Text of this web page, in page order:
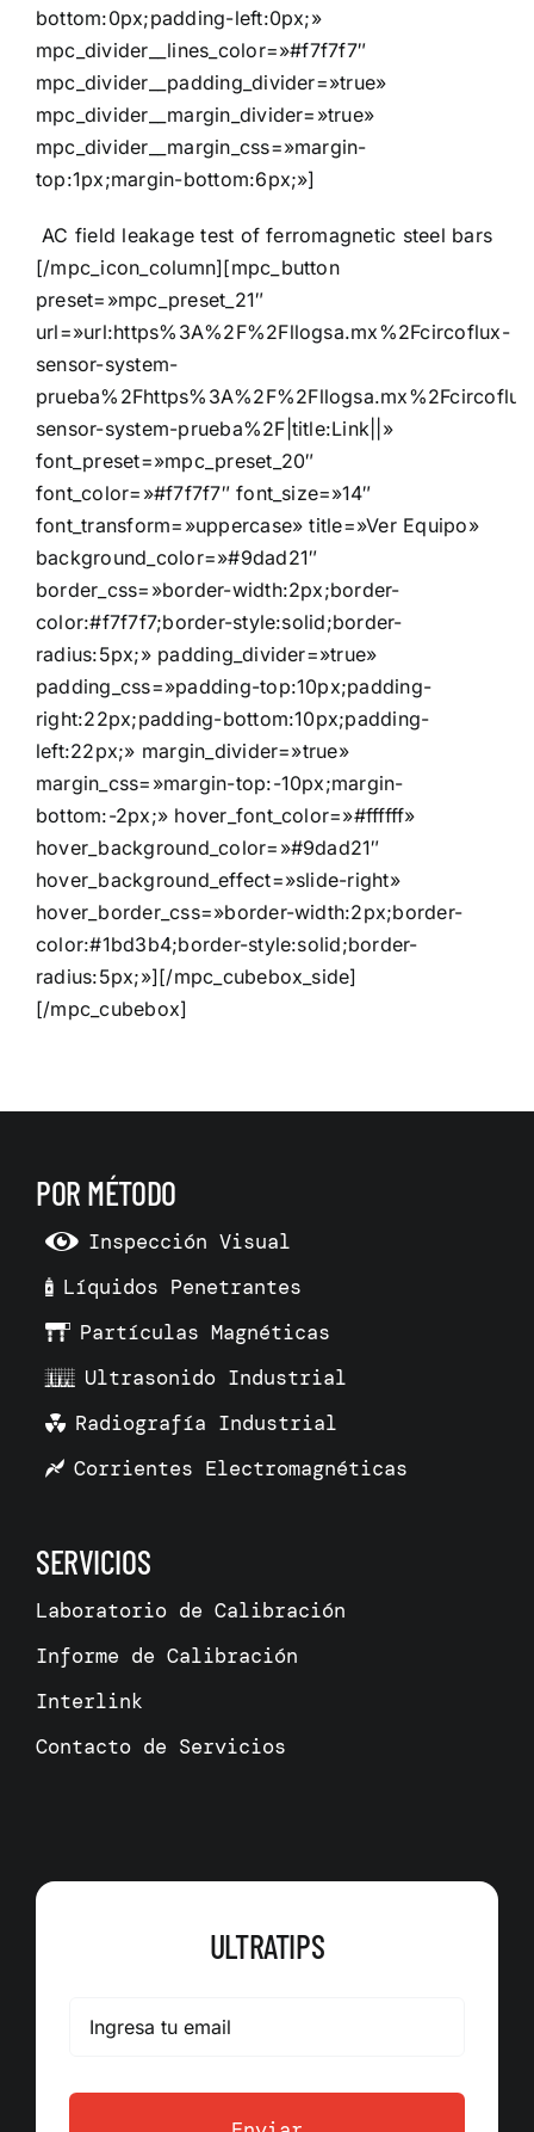
bottom:0px;padding-left:0px;»
mpc_divider__lines_color=»#f7f7f7″
mpc_divider__padding_divider=»true»
mpc_divider__margin_divider=»true»
mpc_divider__margin_css=»margin-
top:1px;margin-bottom:6px;»]
AC field leakage test of ferromagnetic steel bars
[/mpc_icon_column][mpc_button
preset=»mpc_preset_21″
url=»url:https%3A%2F%2Fllogsa.mx%2Fcircoflux-
sensor-system-
sensor-system-prueba%2F|title:Link||»
font_preset=»mpc_preset_20″
font_color=»#f7f7f7″ font_size=»14″
font_transform=»uppercase» title=»Ver Equipo»
background_color=»#9dad21″
border_css=»border-width:2px;border-
color:#f7f7f7;border-style:solid;border-
radius:5px;» padding_divider=»true»
padding_css=»padding-top:10px;padding-
right:22px;padding-bottom:10px;padding-
left:22px;» margin_divider=»true»
margin_css=»margin-top:-10px;margin-
bottom:-2px;» hover_font_color=»#ffffff»
hover_background_color=»#9dad21″
hover_background_effect=»slide-right»
hover_border_css=»border-width:2px;border-
color:#1bd3b4;border-style:solid;border-
radius:5px;»][/mpc_cubebox_side]
[/mpc_cubebox]
POR MÉTODO
Inspección Visual
Líquidos Penetrantes
Partículas Magnéticas
Ultrasonido Industrial
Radiografía Industrial
Corrientes Electromagnéticas
SERVICIOS
Laboratorio de Calibración
Informe de Calibración
Interlink
Contacto de Servicios
ULTRATIPS